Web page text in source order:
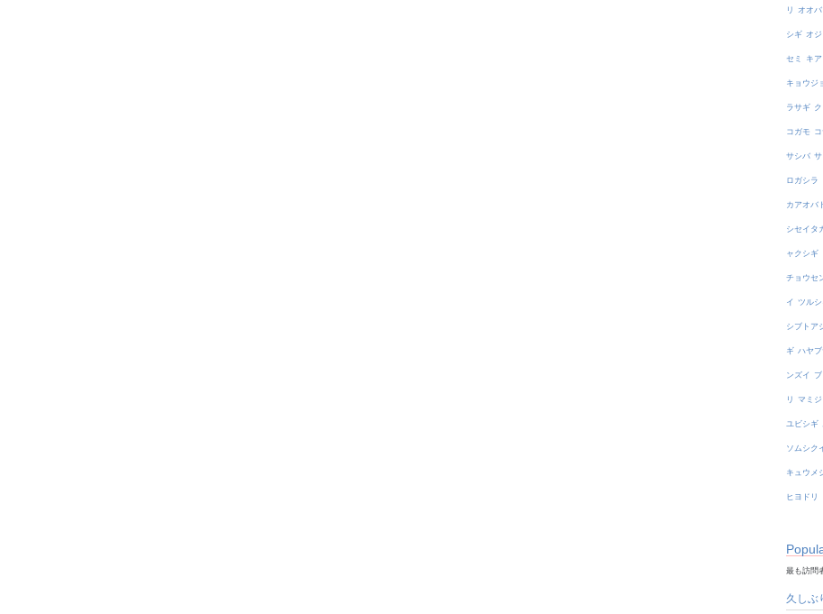
リ オオバ
シギ オ
セミ キ
キョウジ
ラサギ
コガモ
サシバ
ロガシラ
カアオバ
シセイタ
ャクシギ
チョウセ
イ ツルシ
シブトア
ギ ハヤブ
ンズイ
リ マミ
ユビシギ
ソムシク
キュウメ
ヒヨドリ
最も訪問
久しぶ